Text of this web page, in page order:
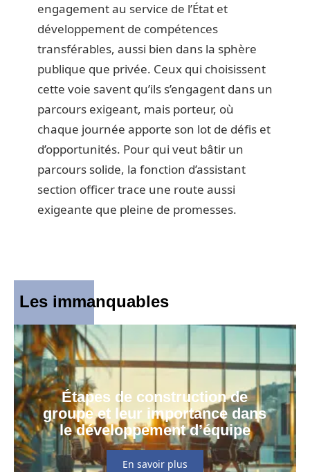
engagement au service de l’État et
développement de compétences
transférables, aussi bien dans la sphère
publique que privée. Ceux qui choisissent
cette voie savent qu’ils s’engagent dans un
parcours exigeant, mais porteur, où
chaque journée apporte son lot de défis et
d’opportunités. Pour qui veut bâtir un
parcours solide, la fonction d’assistant
section officer trace une route aussi
exigeante que pleine de promesses.
Les immanquables
Étapes de construction de
groupe et leur importance dans
le développement d’équipe
En savoir plus